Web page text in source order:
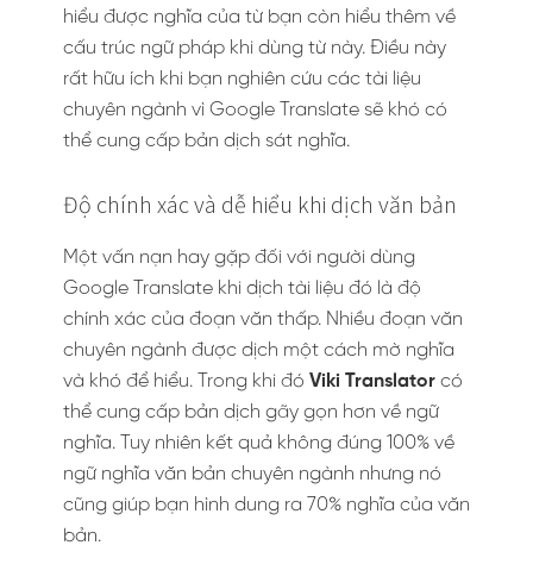
hiểu được nghĩa của từ bạn còn hiểu thêm về
cấu trúc ngữ pháp khi dùng từ này. Điều này
rất hữu ích khi bạn nghiên cứu các tài liệu
chuyên ngành vì Google Translate sẽ khó có
thể cung cấp bản dịch sát nghĩa.
Độ chính xác và dễ hiểu khi dịch văn bản
Một vấn nạn hay gặp đối với người dùng
Google Translate khi dịch tài liệu đó là độ
chính xác của đoạn văn thấp. Nhiều đoạn văn
chuyên ngành được dịch một cách mờ nghĩa
và khó để hiểu. Trong khi đó Viki Translator có
thể cung cấp bản dịch gãy gọn hơn về ngữ
nghĩa. Tuy nhiên kết quả không đúng 100% về
ngữ nghĩa văn bản chuyên ngành nhưng nó
cũng giúp bạn hình dung ra 70% nghĩa của văn
bản.